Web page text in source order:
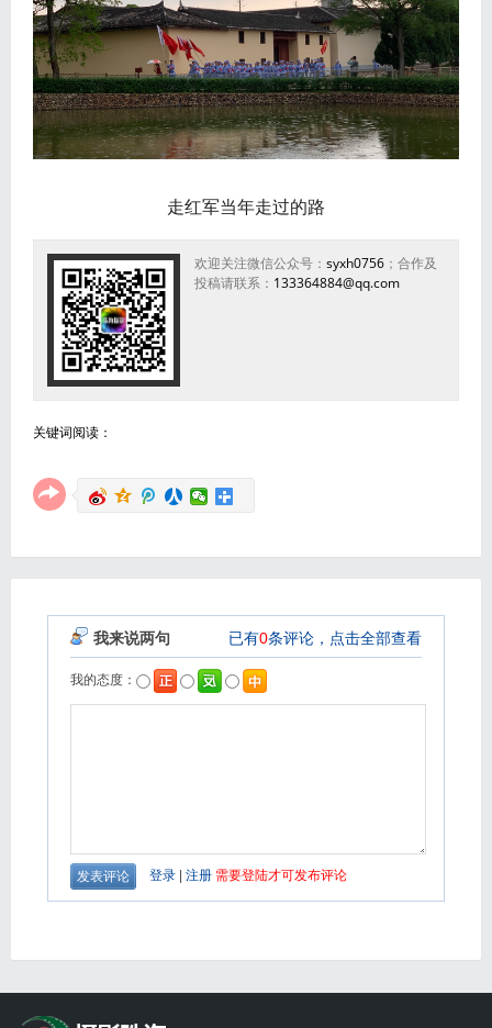
走红军当年走过的路
欢迎关注微信公众号： syxh0756；合作及
投稿请联系： 133364884@qq.com
关键词阅读：